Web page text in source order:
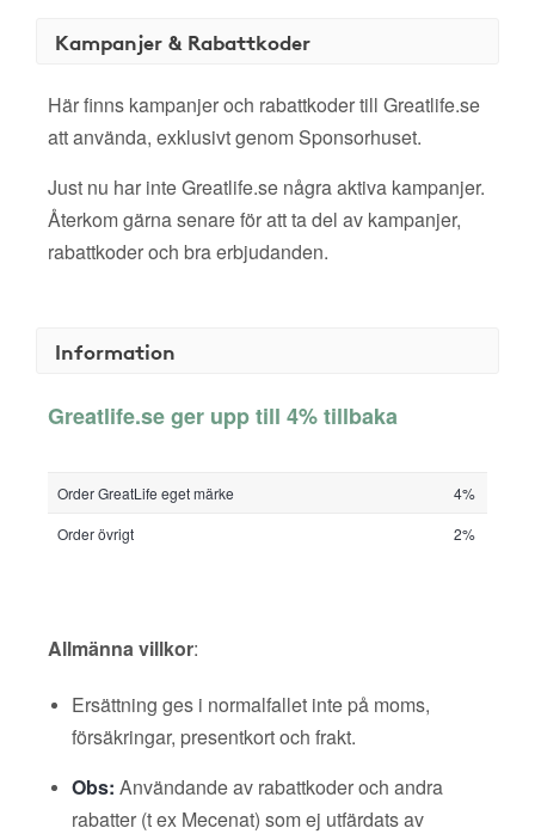
Kampanjer & Rabattkoder
Här finns kampanjer och rabattkoder till Greatlife.se
att använda, exklusivt genom Sponsorhuset.
Just nu har inte Greatlife.se några aktiva kampanjer.
Återkom gärna senare för att ta del av kampanjer,
rabattkoder och bra erbjudanden.
Information
Greatlife.se ger upp till 4% tillbaka
Order GreatLife eget märke
4%
Order övrigt
2%
Allmänna villkor:
Ersättning ges i normalfallet inte på moms,
försäkringar, presentkort och frakt.
Obs: Användande av rabattkoder och andra
rabatter (t ex Mecenat) som ej utfärdats av